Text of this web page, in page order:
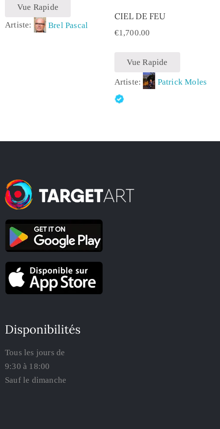
Vue Rapide
Artiste:
Brel Pascal
CIEL DE FEU
€1,700.00
Vue Rapide
Artiste: Patrick Moles
Disponibilités
Tous les jours de
9:30 à 18:00
Sauf le dimanche